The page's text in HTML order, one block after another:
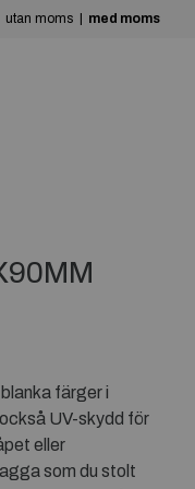
utan moms med moms
färger i
UV-skydd för
eller
som du stolt